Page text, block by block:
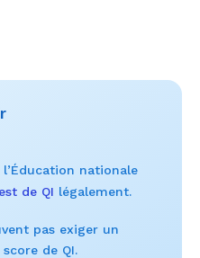
nationale
de QI légalement.
pas exiger un
de QI.